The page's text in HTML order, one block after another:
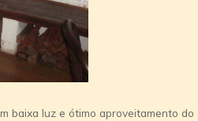
baixa luz e ótimo aproveitamento do